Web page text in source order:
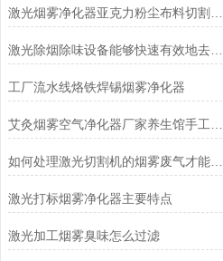
激光除烟除味设备能够快速有效地去除空气中的有害物质
工厂流水线烙铁焊锡烟雾净化器
如何处理激光切割机的烟雾废气才能过环评
激光打标烟雾净化器主要特点
激光加工烟雾臭味怎么过滤